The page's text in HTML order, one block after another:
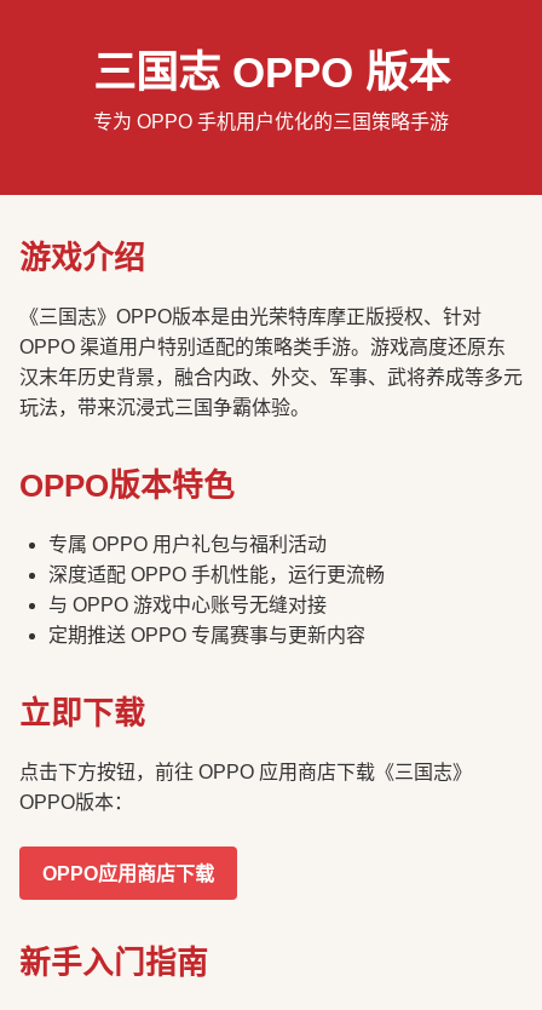
三国志 OPPO 版本
专为 OPPO 手机用户优化的三国策略手游
游戏介绍
《三国志》OPPO版本是由光荣特库摩正版授权、针对
OPPO 渠道用户特别适配的策略类手游。游戏高度还原东
汉末年历史背景，融合内政、外交、军事、武将养成等多元
玩法，带来沉浸式三国争霸体验。
OPPO版本特色
专属 OPPO 用户礼包与福利活动
深度适配 OPPO 手机性能，运行更流畅
与 OPPO 游戏中心账号无缝对接
定期推送 OPPO 专属赛事与更新内容
立即下载
点击下方按钮，前往 OPPO 应用商店下载《三国志》
OPPO版本：
OPPO应用商店下载
新手入门指南